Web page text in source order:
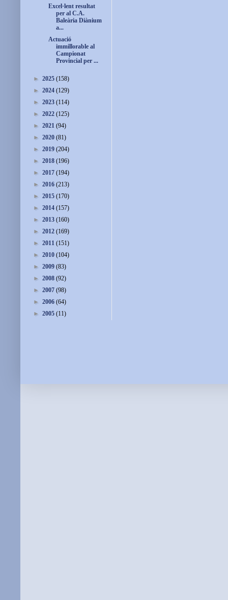
Excel·lent resultat
per al C.A.
Baleària Diànium
a...
Actuació
immillorable al
Campionat
Provincial per ...
► 2025 (158)
► 2024 (129)
► 2023 (114)
► 2022 (125)
► 2021 (94)
► 2020 (81)
► 2019 (204)
► 2018 (196)
► 2017 (194)
► 2016 (213)
► 2015 (170)
► 2014 (157)
► 2013 (160)
► 2012 (169)
► 2011 (151)
► 2010 (104)
► 2009 (83)
► 2008 (92)
► 2007 (98)
► 2006 (64)
► 2005 (11)